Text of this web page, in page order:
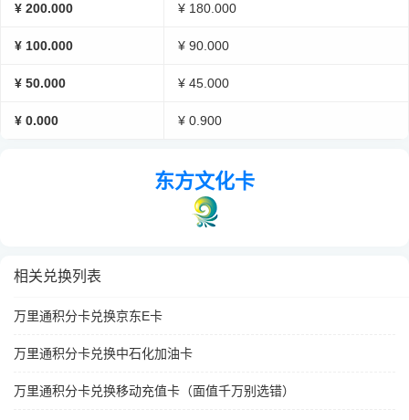
¥ 200.000 ¥ 180.000
¥ 100.000 ¥ 90.000
¥ 50.000 ¥ 45.000
¥ 0.000 ¥ 0.900
东方文化卡
相关兑换列表
万里通积分卡兑换京东E卡
万里通积分卡兑换中石化加油卡
万里通积分卡兑换移动充值卡（面值千万别选错）